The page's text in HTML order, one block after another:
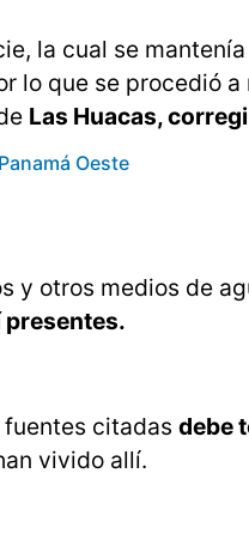
la cual se
lo que se procedió
Las Huacas,
Oeste
y otros medios de
presentes.
fuentes citadas debe
vivido allí.